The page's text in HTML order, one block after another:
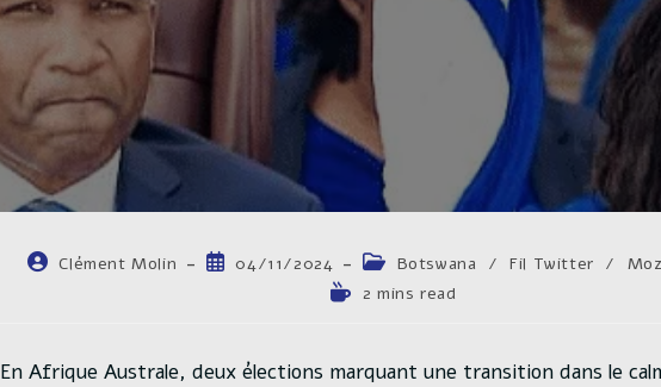
Auteur/autrice
Clément Molin
Publication
04/11/2024
Post
category:
Botswana / Fil Twitter /
Temps2 mins read
En Afrique Australe, deux élections marquant une transition dans le